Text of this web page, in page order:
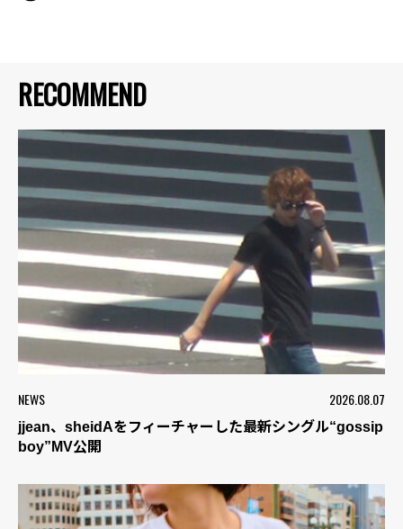
RECOMMEND
NEWS 2026.08.07
jjean、sheidAをフィーチャーした最新シングル“gossip
boy”MV公開